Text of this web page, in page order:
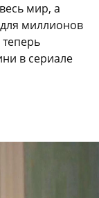
мир, а
миллионов
в сериале